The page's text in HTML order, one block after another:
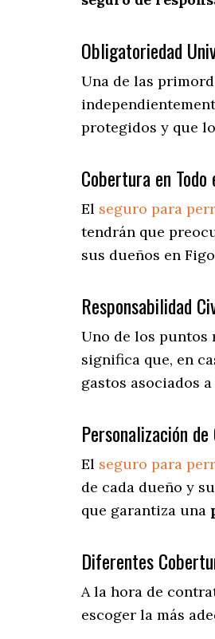
Obligatoriedad
Una de las
protegidos y que
Cobertura en
El seguro para
tendrán que
sus dueños en
Responsabilidad
Uno de los puntos
significa que, en
gastos asociados
Personalización
El seguro para
de cada dueño y
que garantiza una
Diferentes
A la hora de
escoger la más